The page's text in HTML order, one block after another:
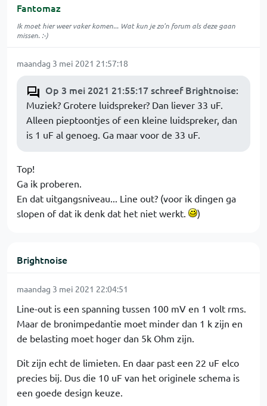
Fantomaz
Ik moet hier weer vaker komen... Wat kun je zo'n forum als deze gaan
missen. :-)
maandag 3 mei 2021 21:57:18
Op 3 mei 2021 21:55:17 schreef Brightnoise:
Muziek? Grotere luidspreker? Dan liever 33 uF.
Alleen pieptoontjes of een kleine luidspreker, dan
is 1 uF al genoeg. Ga maar voor de 33 uF.
Top!
Ga ik proberen.
En dat uitgangsniveau... Line out? (voor ik dingen ga
slopen of dat ik denk dat het niet werkt.
)
Brightnoise
maandag 3 mei 2021 22:04:51
Line-out is een spanning tussen 100 mV en 1 volt rms.
Maar de bronimpedantie moet minder dan 1 k zijn en
de belasting moet hoger dan 5k Ohm zijn.
Dit zijn echt de limieten. En daar past een 22 uF elco
precies bij. Dus die 10 uF van het originele schema is
een goede design keuze.